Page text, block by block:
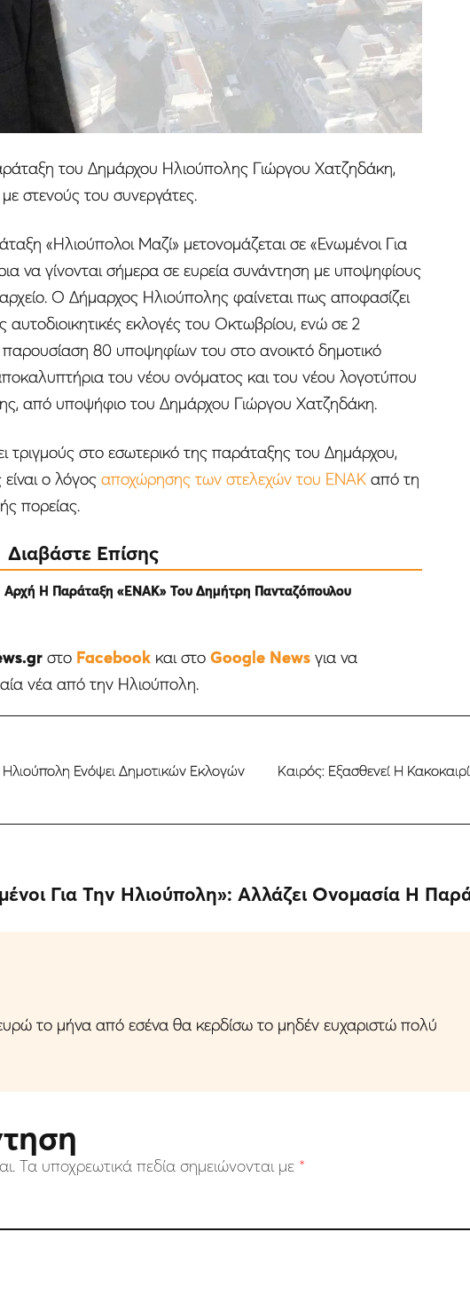
του Δημάρχου Ηλιούπολης Γιώργου Χατζηδάκη,
στενούς του συνεργάτες.
«Ηλιούπολοι Μαζί» μετονομάζεται σε «Ενωμένοι Για
να γίνονται σήμερα σε ευρεία συνάντηση με υποψηφίους
O Δήμαρχος Ηλιούπολης φαίνεται πως αποφασίζει
εκλογές του Οκτωβρίου, ενώ σε 2
80 υποψηφίων του στο ανοικτό δημοτικό
του νέου ονόματος και του νέου λογοτύπου
από υποψήφιο του Δημάρχου Γιώργου Χατζηδάκη.
τριγμούς στο εσωτερικό της παράταξης του Δημάρχου,
ο λόγος αποχώρησης των στελεχών του ΕΝΑΚ από τη
πορείας.
Διαβάστε Επίσης
Αρχή Η Παράταξη «ΕΝΑΚ» Του Δημήτρη Πανταζόπουλου
στο Facebookκαι στο Google Newsγια να
νέα από την Ηλιούπολη.
Ενόψει Δημοτικών Εκλογών
Kαιρός: Εξασθενεί Η
Για Την Ηλιούπολη»: Αλλάζει Ονομασία Η
το μήνα από εσένα θα κερδίσω το μηδέν ευχαριστώ πολύ
Τα υποχρεωτικά πεδία σημειώνονται με *